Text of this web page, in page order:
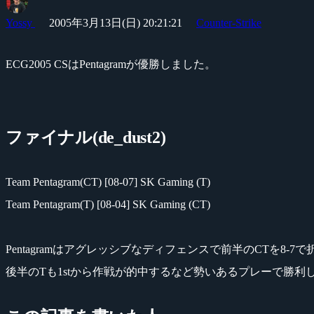
Yossy 2005年3月13日(日) 20:21:21 Counter-Strike
ECG2005 CSはPentagramが優勝しました。
ファイナル(de_dust2)
Team Pentagram(CT) [08-07] SK Gaming (T)
Team Pentagram(T) [08-04] SK Gaming (CT)
Pentagramはアグレッシブなディフェンスで前半のCTを8-7で
後半のTも1stから作戦が的中するなど勢いあるプレーで勝利